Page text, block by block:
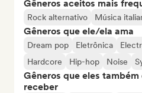
Gêneros aceitos mais
Rock alternativo Música
Gêneros que ele/ela ama
Dream pop Eletrônica
Hardcore
Hip-hop Noise
Gêneros que eles
receber